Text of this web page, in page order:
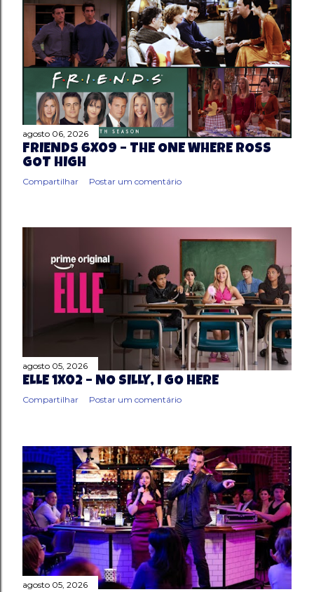
isso, é claro que um personagem tão querido quanto
esse merecia ter a sua própria música, tão animada
quanto ele! “O Chefe Chico” é uma música presente no
segundo álbum com a trilha sonora de “Chiquititas” ,
lançado em 1998, embora o videoclipe da música já faça a
sua estreia ainda em 1997, durante a exibição da primeira
temporada da novela. Assim como as demais canções, a...
agosto 06, 2026
FRIENDS 6X09 – THE ONE WHERE ROSS
GOT HIGH
Compartilhar Postar um comentário
agosto 05, 2026
ELLE 1X02 – NO SILLY, I GO HERE
Compartilhar Postar um comentário
agosto 05, 2026